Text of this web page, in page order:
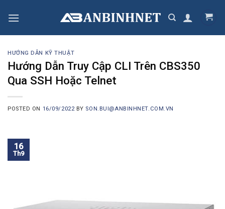
HƯỚNG DẪN KỸ THUẬT
Hướng Dẫn Truy Cập CLI Trên CBS350
Qua SSH Hoặc Telnet
POSTED ON 16/09/2022 BY SON.BUI@ANBINHNET.COM.VN
16
Th9